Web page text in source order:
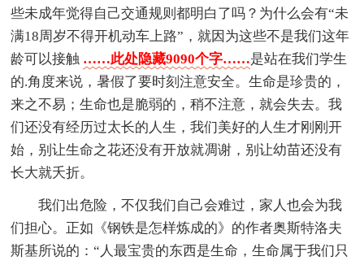
些未成年觉得自己交通规则都明白了吗？为什么会有“未
满18周岁不得开机动车上路”，就因为这些不是我们这年
龄可以接触 ……此处隐藏9090个字……是站在我们学生
的.角度来说，暑假了要时刻注意安全。生命是珍贵的，
来之不易；生命也是脆弱的，稍不注意，就会失去。我
们还没有经历过太长的人生，我们美好的人生才刚刚开
始，别让生命之花还没有开放就凋谢，别让幼苗还没有
长大就夭折。
我们出危险，不仅我们自己会难过，家人也会为我
们担心。正如《钢铁是怎样炼成的》的作者奥斯特洛夫
斯基所说的：“人最宝贵的东西是生命，生命属于我们只